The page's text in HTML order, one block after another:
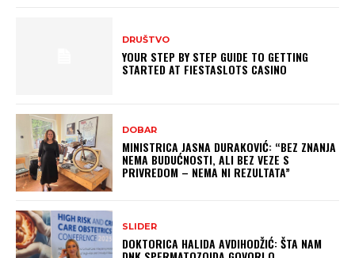
DRUŠTVO
YOUR STEP BY STEP GUIDE TO GETTING
STARTED AT FIESTASLOTS CASINO
DOBAR
MINISTRICA JASNA DURAKOVIĆ: “BEZ ZNANJA
NEMA BUDUĆNOSTI, ALI BEZ VEZE S
PRIVREDOM – NEMA NI REZULTATA”
SLIDER
DOKTORICA HALIDA AVDIHODŽIĆ: ŠTA NAM